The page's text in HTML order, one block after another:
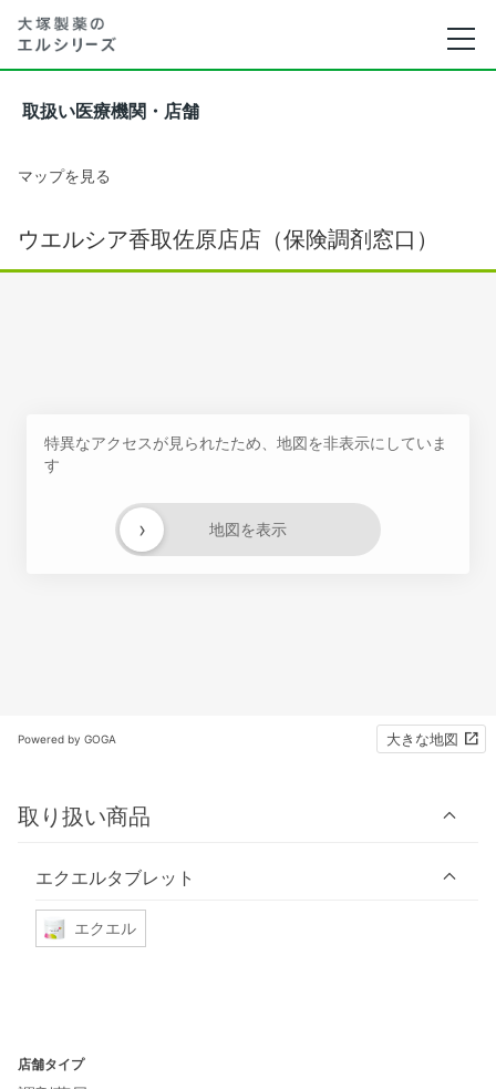
取扱い医療機関・店舗
マップを見る
ウエルシア香取佐原店店（保険調剤窓口）
特異なアクセスが見られたため、地図を非表示にしていま
す
地図を表示
›
Powered by GOGA 大きな地図
取り扱い商品
エクエルタブレット
エクエル
店舗タイプ